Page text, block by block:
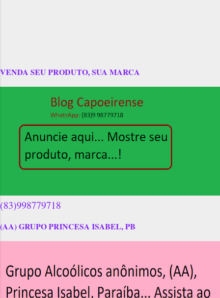
VENDA SEU PRODUTO, SUA MARCA
(83)998779718
(AA) GRUPO PRINCESA ISABEL, PB